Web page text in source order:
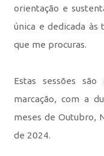
orientação e
única e dedicada às
que me procuras.
Estas sessões
marcação, com a
meses de Outubro,
de 2024.